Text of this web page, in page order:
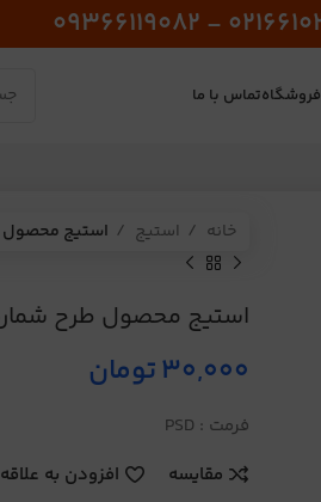
فروشگاهتماس با ما
خانه استیج استیج محصول
استیج محصول طرح شماره
30,000تومان
فرمت : PSD
مقایسه
افزودن به